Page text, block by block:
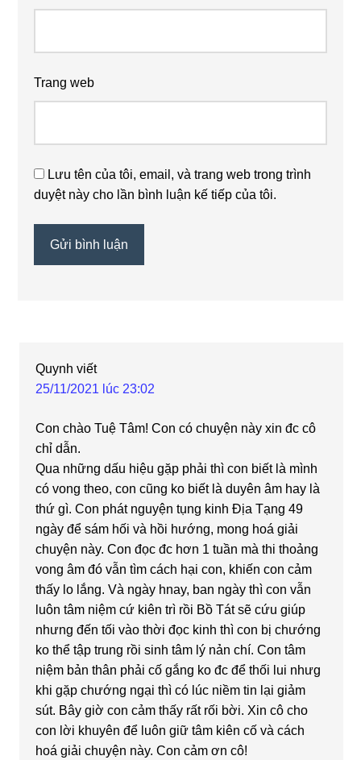
Trang web
Lưu tên của tôi, email, và trang web trong trình
duyệt này cho lần bình luận kế tiếp của tôi.
Quynh viết
25/11/2021 lúc 23:02
Con chào Tuệ Tâm! Con có chuyện này xin đc cô
chỉ dẫn.
Qua những dấu hiệu gặp phải thì con biết là mình
có vong theo, con cũng ko biết là duyên âm hay là
thứ gì. Con phát nguyện tụng kinh Địa Tạng 49
ngày để sám hối và hồi hướng, mong hoá giải
chuyện này. Con đọc đc hơn 1 tuần mà thi thoảng
vong âm đó vẫn tìm cách hại con, khiến con cảm
thấy lo lắng. Và ngày hnay, ban ngày thì con vẫn
luôn tâm niệm cứ kiên trì rồi Bồ Tát sẽ cứu giúp
nhưng đến tối vào thời đọc kinh thì con bị chướng
ko thể tập trung rồi sinh tâm lý nản chí. Con tâm
niệm bản thân phải cố gắng ko đc để thối lui nhưg
khi gặp chướng ngại thì có lúc niềm tin lại giảm
sút. Bây giờ con cảm thấy rất rối bời. Xin cô cho
con lời khuyên để luôn giữ tâm kiên cố và cách
hoá giải chuyện này. Con cảm ơn cô!